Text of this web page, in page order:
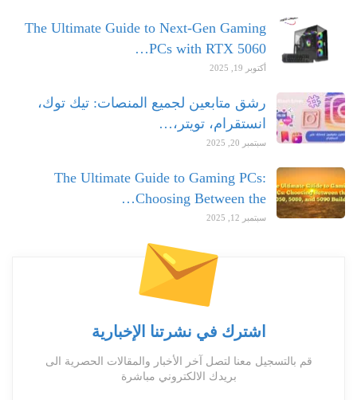
The Ultimate Guide to Next-Gen Gaming
PCs with RTX 5060…
أكتوبر 19, 2025
رشق متابعين لجميع المنصات: تيك توك،
انستقرام، تويتر،…
سبتمبر 20, 2025
The Ultimate Guide to Gaming PCs:
Choosing Between the…
سبتمبر 12, 2025
اشترك في نشرتنا الإخبارية
قم بالتسجيل معنا لتصل آخر الأخبار والمقالات الحصرية الى
بريدك الالكتروني مباشرة